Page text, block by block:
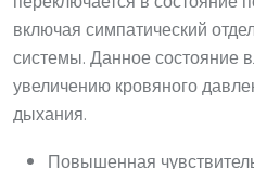
включая симпатический
системы. Данное состояние
увеличению кровяного
дыхания.
Повышенная